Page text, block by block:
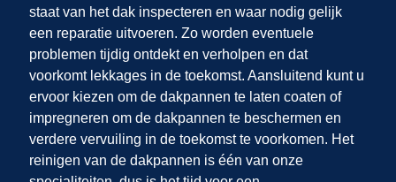
staat van het dak inspecteren en waar nodig gelijk
een reparatie uitvoeren. Zo worden eventuele
problemen tijdig ontdekt en verholpen en dat
voorkomt lekkages in de toekomst. Aansluitend kunt u
ervoor kiezen om de dakpannen te laten coaten of
impregneren om de dakpannen te beschermen en
verdere vervuiling in de toekomst te voorkomen. Het
reinigen van de dakpannen is één van onze